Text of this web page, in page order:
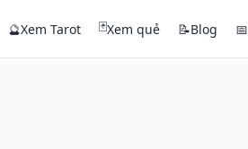
🔮Xem Tarot 🃏Xem quẻ 📝Blog 📅